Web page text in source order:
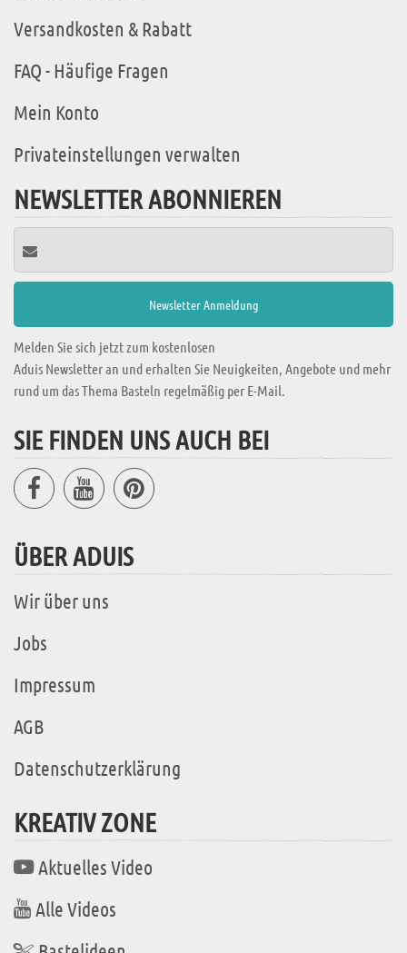
Versandkosten & Rabatt
FAQ - Häufige Fragen
Mein Konto
Privateinstellungen verwalten
NEWSLETTER ABONNIEREN
Melden Sie sich jetzt zum kostenlosen
Aduis Newsletter an und erhalten Sie Neuigkeiten, Angebote und mehr
rund um das Thema Basteln regelmäßig per E-Mail.
SIE FINDEN UNS AUCH BEI
ÜBER ADUIS
Wir über uns
Jobs
Impressum
AGB
Datenschutzerklärung
KREATIV ZONE
Aktuelles Video
Alle Videos